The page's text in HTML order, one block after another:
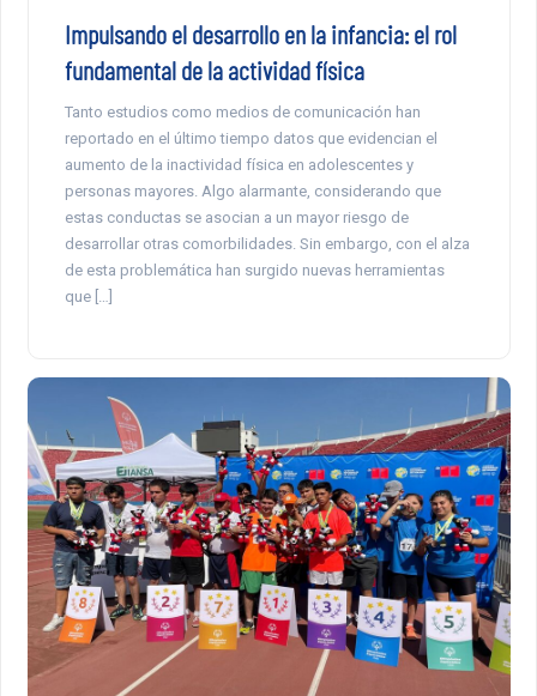
Impulsando el desarrollo en la infancia: el rol
fundamental de la actividad física
Tanto estudios como medios de comunicación han
reportado en el último tiempo datos que evidencian el
aumento de la inactividad física en adolescentes y
personas mayores. Algo alarmante, considerando que
estas conductas se asocian a un mayor riesgo de
desarrollar otras comorbilidades. Sin embargo, con el alza
de esta problemática han surgido nuevas herramientas
que […]